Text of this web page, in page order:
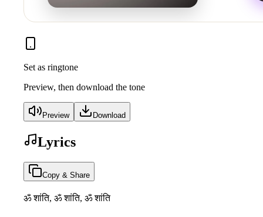
Set as ringtone
Preview, then download the tone
Preview Download
Lyrics
Copy & Share
ॐ शांति, ॐ शांति, ॐ शांति